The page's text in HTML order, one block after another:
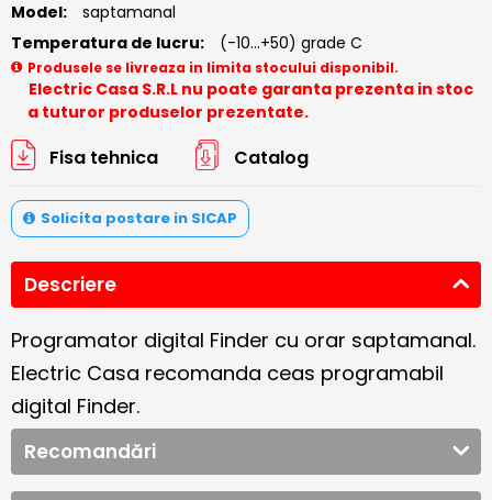
Model:
saptamanal
Temperatura de lucru:
(-10...+50) grade C
Produsele se livreaza in limita stocului disponibil.
Electric Casa S.R.L nu poate garanta prezenta in stoc
a tuturor produselor prezentate.
Fisa tehnica Catalog
Solicita postare in SICAP
Descriere
Programator digital Finder cu orar saptamanal.
Electric Casa recomanda ceas programabil
digital Finder.
Recomandări